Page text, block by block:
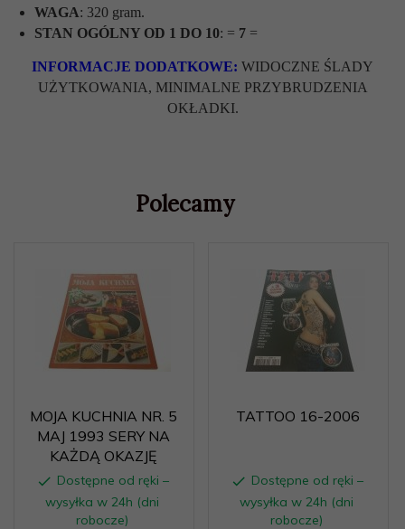
WAGA: 320 gram.
STAN OGÓLNY OD 1 DO 10: = 7 =
INFORMACJE DODATKOWE: WIDOCZNE ŚLADY
UŻYTKOWANIA, MINIMALNE PRZYBRUDZENIA
OKŁADKI.
Polecamy
MOJA KUCHNIA NR. 5
MAJ 1993 SERY NA
KAŻDĄ OKAZJĘ
Dostępne od ręki –
wysyłka w 24h (dni
robocze)
TATTOO 16-2006
Dostępne od ręki –
wysyłka w 24h (dni
robocze)